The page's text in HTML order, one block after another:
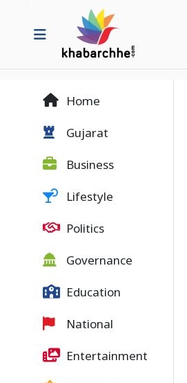
Home
Gujarat
Business
Lifestyle
Politics
Governance
Education
National
Entertainment